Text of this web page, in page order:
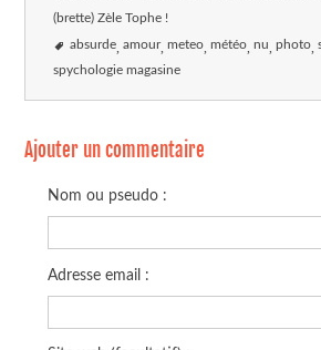
(brette) Zèle Tophe !
absurde amour meteo météo nu photo
spychologie magasine
Ajouter un commentaire
Nom ou pseudo :
Adresse email :